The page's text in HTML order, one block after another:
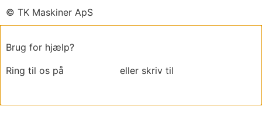
© TK Maskiner ApS
Brug for hjælp?
Ring til os på
eller skriv til